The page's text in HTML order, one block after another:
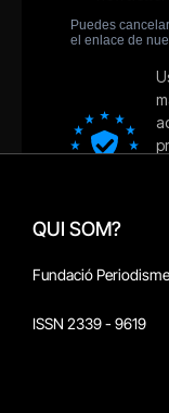
QUI SOM?
Fundació
ISSN 2339 - 9619